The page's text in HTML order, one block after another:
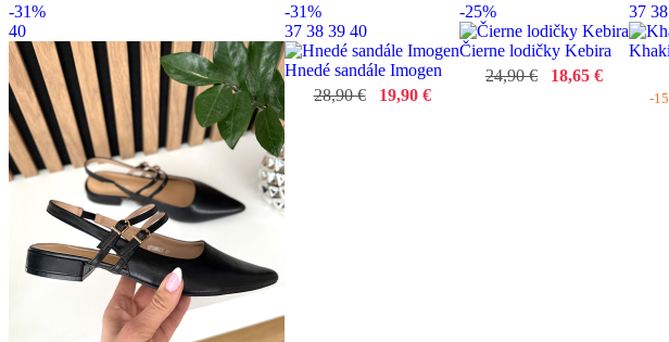
-31%
40
-31%
37 38 39 40
Hnedé sandále Imogen
28,90 €
19,90 €
-25%
Čierne lodičky Kebira
24,90 €
18,65 €
37 38
-